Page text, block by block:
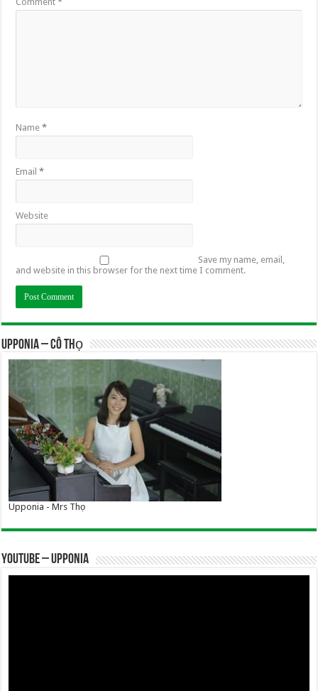
Name*
Email*
Website
Save my name, email,
and website in this browser for the next time I comment.
UPPONIA – Cô Thọ
Upponia - Mrs Thọ
YOUTUBE – UPPONIA